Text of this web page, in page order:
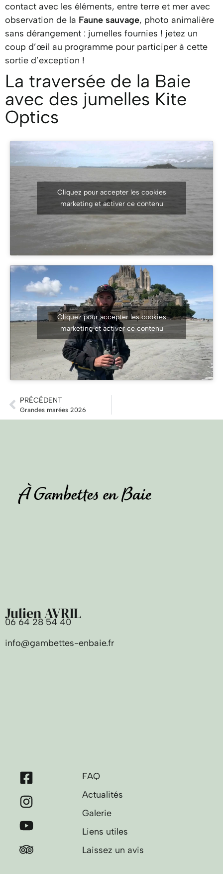
contact avec les éléments, entre terre et mer avec
observation de la Faune sauvage, photo animalière
sans dérangement : jumelles fournies ! jetez un
coup d’œil au programme pour participer à cette
sortie d’exception !
La traversée de la Baie
avec des jumelles Kite
Optics
Cliquez pour accepter les cookies
marketing et activer ce contenu
Cliquez pour accepter les cookies
marketing et activer ce contenu
PRÉCÉDENT
Grandes marées 2026
Julien AVRIL
06 64 28 54 40
info@gambettes-enbaie.fr
FAQ
Actualités
Galerie
Liens utiles
Laissez un avis